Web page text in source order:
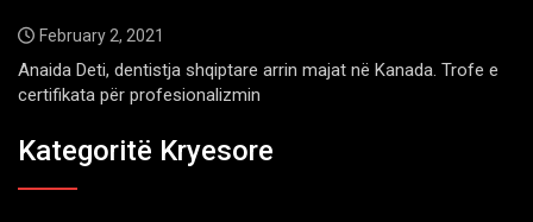
February 2, 2021
Anaida Deti, dentistja shqiptare arrin majat në Kanada. Trofe e
certifikata për profesionalizmin
Kategoritë Kryesore